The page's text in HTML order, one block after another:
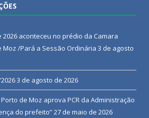
2026 aconteceu no prédio da Camara
Moz /Pará a Sessão Ordinária 3 de agosto
3 de agosto de 2026
de Moz aprova PCR da Administração
do prefeito”27 de maio de 2026